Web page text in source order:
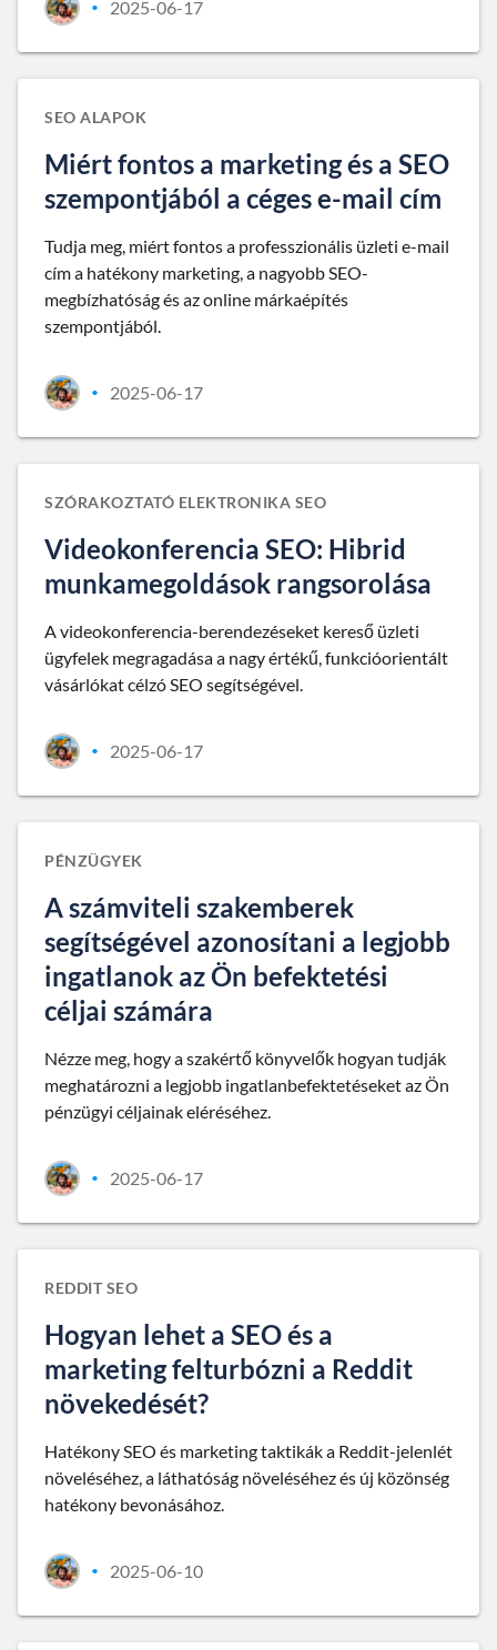
• 2025-06-17
SEO ALAPOK
Miért fontos a marketing és a SEO
szempontjából a céges e-mail cím
Tudja meg, miért fontos a professzionális üzleti e-mail
cím a hatékony marketing, a nagyobb SEO-
megbízhatóság és az online márkaépítés
szempontjából.
• 2025-06-17
SZÓRAKOZTATÓ ELEKTRONIKA SEO
Videokonferencia SEO: Hibrid
munkamegoldások rangsorolása
A videokonferencia-berendezéseket kereső üzleti
ügyfelek megragadása a nagy értékű, funkcióorientált
vásárlókat célzó SEO segítségével.
• 2025-06-17
PÉNZÜGYEK
A számviteli szakemberek
segítségével azonosítani a legjobb
ingatlanok az Ön befektetési
céljai számára
Nézze meg, hogy a szakértő könyvelők hogyan tudják
meghatározni a legjobb ingatlanbefektetéseket az Ön
pénzügyi céljainak eléréséhez.
• 2025-06-17
REDDIT SEO
Hogyan lehet a SEO és a
marketing felturbózni a Reddit
növekedését?
Hatékony SEO és marketing taktikák a Reddit-jelenlét
növeléséhez, a láthatóság növeléséhez és új közönség
hatékony bevonásához.
• 2025-06-10